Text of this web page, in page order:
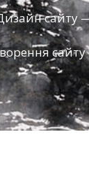
сайту
сайту